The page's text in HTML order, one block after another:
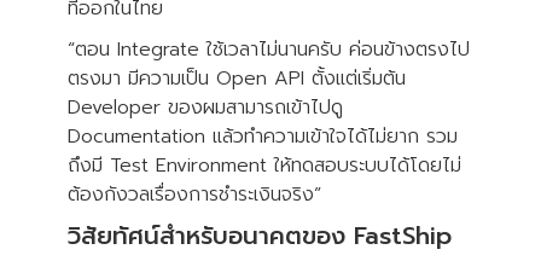
ที่ออกในไทย
“ตอน Integrate ใช้เวลาไม่นานครับ ค่อนข้างตรงไป
ตรงมา มีความเป็น Open API ตั้งแต่เริ่มต้น
Developer ของผมสามารถเข้าไปดู
Documentation แล้วทำความเข้าใจได้ไม่ยาก รวม
ถึงมี Test Environment ให้ทดสอบระบบได้โดยไม่
ต้องกังวลเรื่องการชำระเงินจริง”
วิสัยทัศน์สำหรับอนาคตของ FastShip